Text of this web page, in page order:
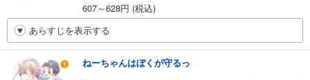
607～628円 (税込)
あらすじを表示する
ねーちゃんはぼくが守るっ